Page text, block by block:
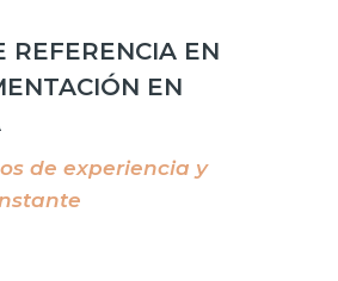
REFERENCIA EN
EN
de experiencia y